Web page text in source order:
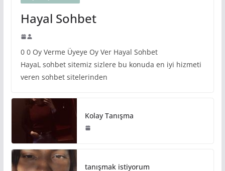
Hayal Sohbet
0 0 Oy Verme Üyeye Oy Ver Hayal Sohbet
HayaL sohbet sitemiz sizlere bu konuda en iyi hizmeti
veren sohbet sitelerinden
Kolay Tanışma
tanışmak istiyorum